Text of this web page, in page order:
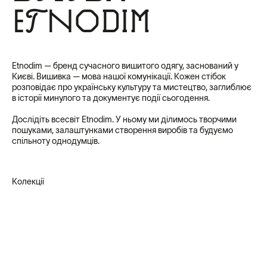
Etnodim
Etnodim — бренд сучасного вишитого одягу, заснований у
Києві. Вишивка — мова нашої комунікації. Кожен стібок
розповідає про українську культуру та мистецтво, заглиблює
в історії минулого та документує події сьогодення.
Дослідіть всесвіт Etnodim. У ньому ми ділимось творчими
пошуками, залаштунками створення виробів та будуємо
спільноту однодумців.
Колекції